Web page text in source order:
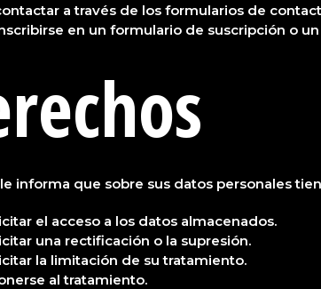
a través de los formularios de
en un formulario de suscripción o
informa que sobre sus datos personales
el acceso a los datos almacenados.
una rectificación o la supresión.
la limitación de su tratamiento.
al tratamiento.